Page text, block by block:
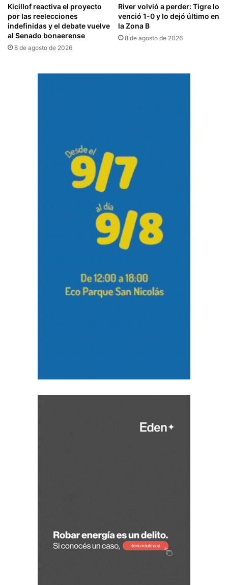
Kicillof reactiva el proyecto
por las reelecciones
indefinidas y el debate vuelve
al Senado bonaerense
8 de agosto de 2026
River volvió a perder: Tigre lo
venció 1-0 y lo dejó último en
la Zona B
8 de agosto de 2026